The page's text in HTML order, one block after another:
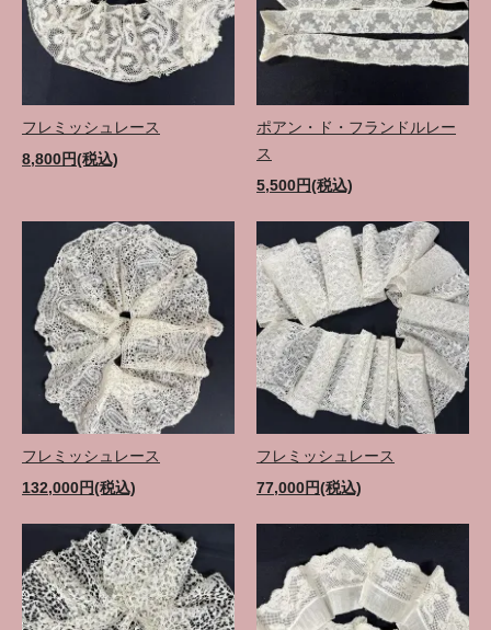
フレミッシュレース
8,800円(税込)
ポアン・ド・フランドルレー
ス
5,500円(税込)
フレミッシュレース
132,000円(税込)
フレミッシュレース
77,000円(税込)